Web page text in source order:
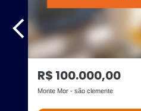
R$ 100.000,00
Monte Mor - são clemente